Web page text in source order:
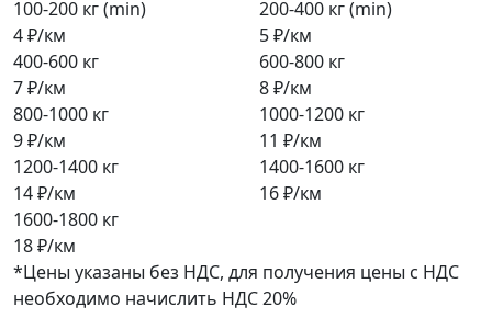
100-200 кг (min)
4 ₽/км
200-400 кг (min)
5 ₽/км
400-600 кг
7 ₽/км
600-800 кг
8 ₽/км
800-1000 кг
9 ₽/км
1000-1200 кг
11 ₽/км
1200-1400 кг
14 ₽/км
1400-1600 кг
16 ₽/км
1600-1800 кг
18 ₽/км
*Цены указаны без НДС, для получения цены с НДС
необходимо начислить НДС 20%